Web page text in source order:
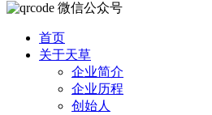
微信公众号
首页
关于天草
企业简介
企业历程
创始人